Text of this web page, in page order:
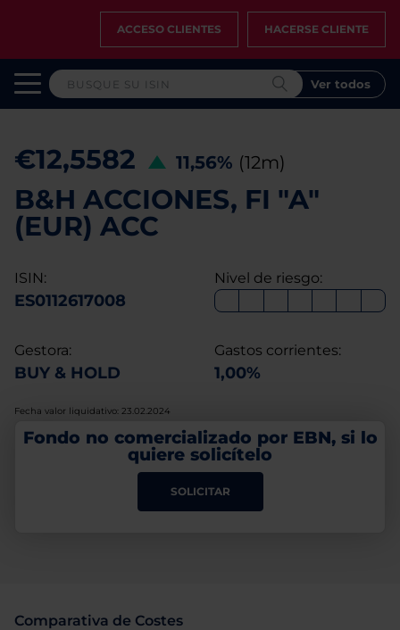
ACCESO CLIENTES HACERSE CLIENTE
Ver todos
€12,5582 11,56% (12m)
B&H ACCIONES, FI "A"
(EUR) ACC
ISIN:
ES0112617008
Nivel de riesgo:
Gestora:
BUY & HOLD
Gastos corrientes:
1,00%
Fecha valor liquidativo: 23.02.2024
Fondo no comercializado por EBN, si lo
quiere solicítelo
SOLICITAR
Comparativa de Costes